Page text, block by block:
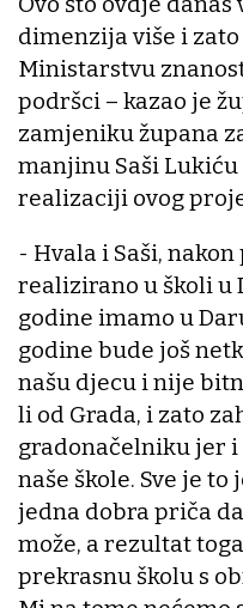
dimenzija više i
Ministarstvu
podršci – kazao je
zamjeniku župana
manjinu Saši
realizaciji ovog
- Hvala i Saši,
realizirano u školi u
godine imamo u
godine bude još
našu djecu i nije
li od Grada, i zato
gradonačelniku jer i
naše škole. Sve je
jedna dobra priča
može, a rezultat
prekrasnu školu s